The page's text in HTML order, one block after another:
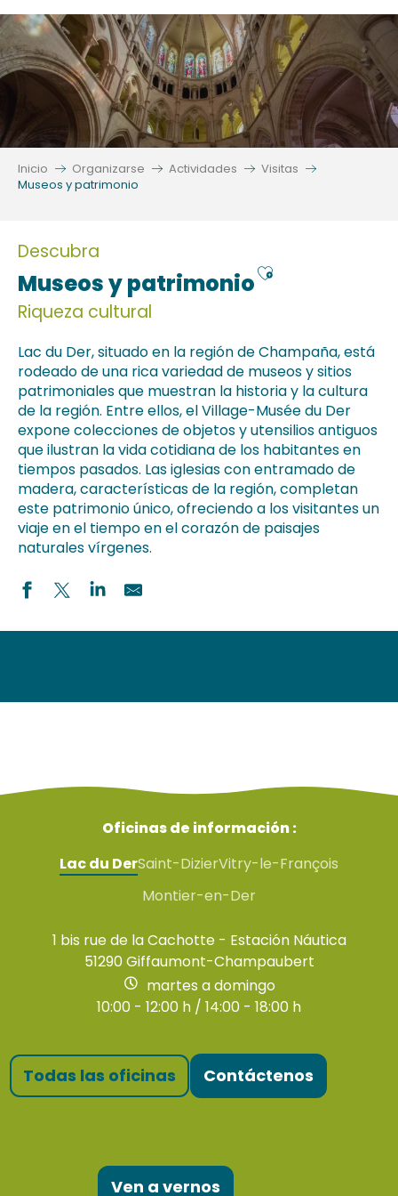
Aller
au
contenu
principal
Inicio Organizarse Actividades
Visitas
Museos y patrimonio
Descubra
Museos y patrimonioAjouter aux
Riqueza cultural
Lac du Der, situado en la región de Champaña, está
rodeado de una rica variedad de museos y sitios
patrimoniales que muestran la historia y la cultura
de la región. Entre ellos, el Village-Musée du Der
expone colecciones de objetos y utensilios antiguos
que ilustran la vida cotidiana de los habitantes en
tiempos pasados. Las iglesias con entramado de
madera, características de la región, completan
este patrimonio único, ofreciendo a los visitantes un
viaje en el tiempo en el corazón de paisajes
naturales vírgenes.
Abbaye de Jovilliers
Eglise Saint-Pierre-es-Liens
Eglise Notre-Dame-en-sa-Nativité de Puellemontier
Eglise Notre-Dame
Village Musée du Der
Oficinas de información :
Lac du DerSaint-DizierVitry-le-François
Montier-en-Der
1 bis rue de la Cachotte - Estación Náutica
51290 Giffaumont-Champaubert
martes a domingo
10:00 - 12:00 h / 14:00 - 18:00 h
Todas las oficinas Contáctenos
Ven a vernos